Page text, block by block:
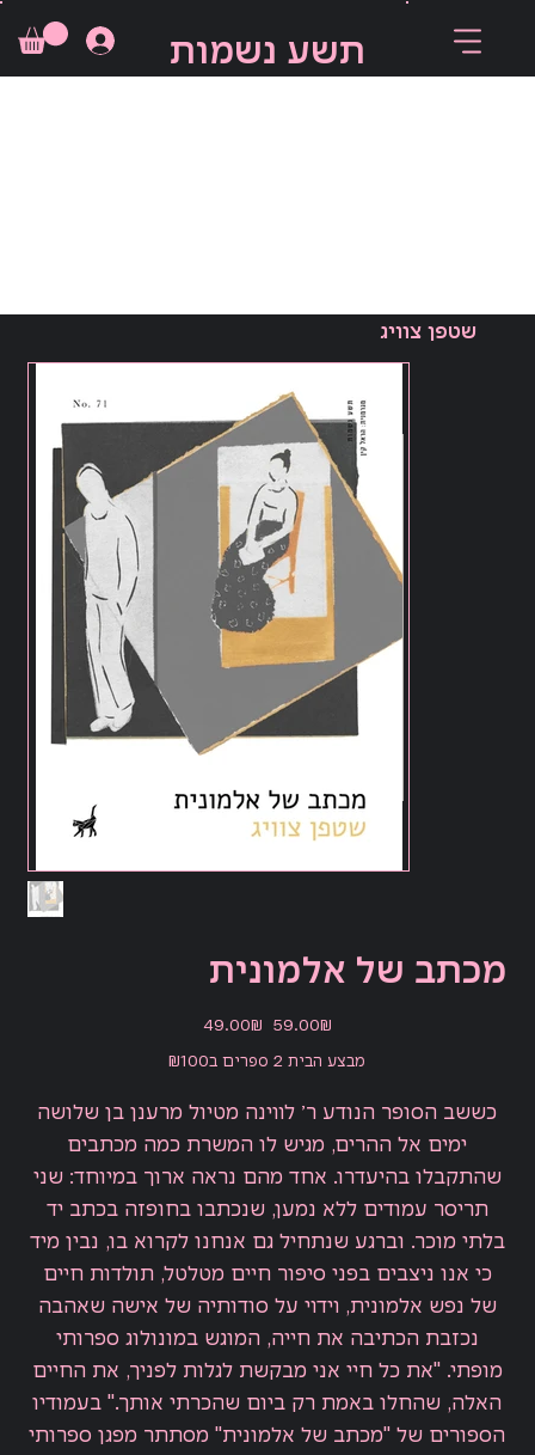
תשע נשמות
מכתב של אלמונית
מחיר
מקורי
‏59.00 ‏₪
מחיר
מבצע
‏49.00 ‏₪
מבצע הבית 2 ספרים ב₪100
כששב הסופר הנודע ר׳ לווינה מטיול מרענן בן שלושה
ימים אל ההרים, מגיש לו המשרת כמה מכתבים
שהתקבלו בהיעדרו. אחד מהם נראה ארוך במיוחד: שני
תריסר עמודים ללא נמען, שנכתבו בחופזה בכתב יד
בלתי מוכר. וברגע שנתחיל גם אנחנו לקרוא בו, נבין מיד
כי אנו ניצבים בפני סיפור חיים מטלטל, תולדות חיים
של נפש אלמונית, וידוי על סודותיה של אישה שאהבה
נכזבת הכתיבה את חייה, המוגש במונולוג ספרותי
מופתי. "את כל חיי אני מבקשת לגלות לפניך, את החיים
האלה, שהחלו באמת רק ביום שהכרתי אותך." בעמודיו
הספורים של "מכתב של אלמונית" מסתתר מפגן ספרותי
שטפן צוויג